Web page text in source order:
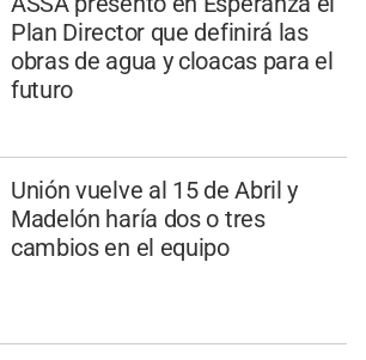
Plan Director que definirá las
obras de agua y cloacas para el
futuro
Unión vuelve al 15 de Abril y
Madelón haría dos o tres
cambios en el equipo